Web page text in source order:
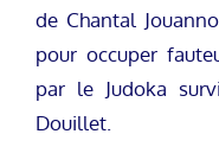
de Chantal
pour occuper
par le Judoka
Douillet.